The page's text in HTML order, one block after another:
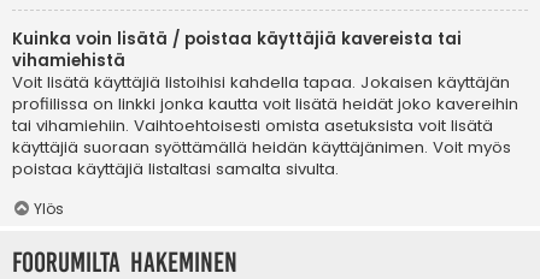
Kuinka voin lisätä / poistaa käyttäjiä kavereista tai
vihamiehistä
Voit lisätä käyttäjiä listoihisi kahdella tapaa. Jokaisen käyttäjän
profiilissa on linkki jonka kautta voit lisätä heidät joko kavereihin
tai vihamiehiin. Vaihtoehtoisesti omista asetuksista voit lisätä
käyttäjiä suoraan syöttämällä heidän käyttäjänimen. Voit myös
poistaa käyttäjiä listaltasi samalta sivulta.
Ylös
Foorumilta hakeminen